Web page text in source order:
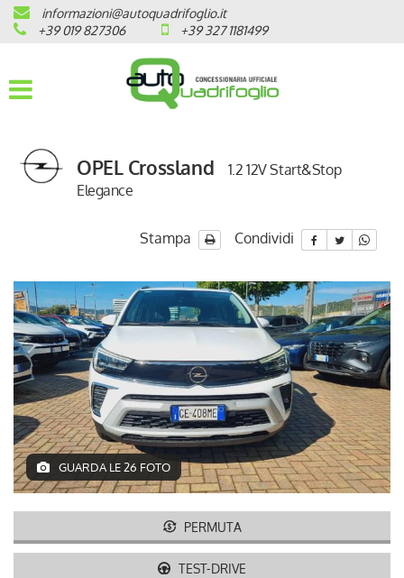
HOME
AZIENDA
OPEL
PRONTA CONSEGNA / KM 0
VEICOLI CON ECOBONUS
AUTO USATE
ACQUISTIAMO USATO
ASSISTENZA
informazioni@autoquadrifoglio.it
+39 019 827306
+39 327 1181499
OPEL Crossland
1.2 12V Start&Stop
Elegance
Stampa Condividi
GUARDA LE 26 FOTO
PERMUTA
TEST-DRIVE